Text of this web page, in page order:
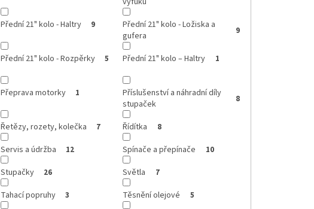
Přední 21" kolo - Haltry 9
Přední 21" kolo - Ložiska a
gufera
9
Přední 21" kolo - Rozpěrky 5 Přední 21" kolo – Haltry 1
Přeprava motorky 1
Příslušenství a náhradní díly
stupaček
8
Řetězy, rozety, kolečka 7 Řídítka 8
Servis a údržba 12 Spínače a přepínače 10
Stupačky 26 Světla 7
Tahací popruhy 3 Těsnění olejové 5